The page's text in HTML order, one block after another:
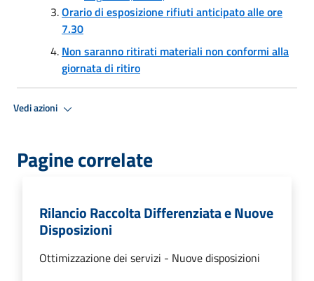
Orario di esposizione rifiuti anticipato alle ore
7.30
Non saranno ritirati materiali non conformi alla
giornata di ritiro
Vedi azioni
Pagine correlate
Rilancio Raccolta Differenziata e Nuove
Disposizioni
Ottimizzazione dei servizi - Nuove disposizioni